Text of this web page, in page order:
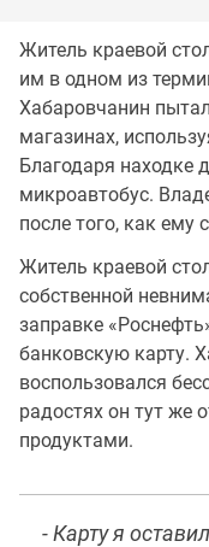
Житель краевой
им в одном из
Хабаровчанин
магазинах,
Благодаря находке
микроавтобус.
после того, как ему
Житель краевой
собственной
заправке
банковскую карту.
воспользовался
радостях он тут же
продуктами.
- Карту я